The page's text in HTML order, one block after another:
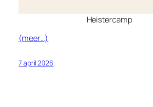
Heistercamp
(meer…)
7 april 2026